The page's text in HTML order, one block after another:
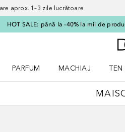
aprox. 1–3 zile lucrătoare
HOT SALE: până la -40% la mii de
PARFUM
MACHIAJ
TEN